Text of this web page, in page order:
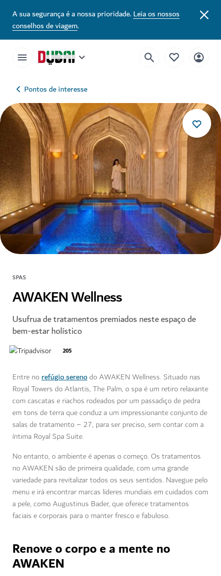
A sua segurança é a nossa prioridade.Leia os nossos
conselhos de viagem.
Pontos de interesse
SPAS
AWAKEN Wellness
Usufrua de tratamentos premiados neste espaço de
bem-estar holístico
205
Entre norefúgio serenodo AWAKEN Wellness. Situado nas
Royal Towers do Atlantis, The Palm, o spa é um retiro relaxante
com cascatas e riachos rodeados por um passadiço de pedra
em tons de terra que conduz a um impressionante conjunto de
salas de tratamento – 27, para ser preciso, sem contar com a
íntima Royal Spa Suite.
No entanto, o ambiente é apenas o começo. Os tratamentos
no AWAKEN são de primeira qualidade, com uma grande
variedade para revitalizar todos os seus sentidos. Navegue pelo
menu e irá encontrar marcas líderes mundiais em cuidados com
a pele, como Augustinus Bader, que oferece tratamentos
faciais e corporais para o manter fresco e fabuloso.
Renove o corpo e a mente no
AWAKEN